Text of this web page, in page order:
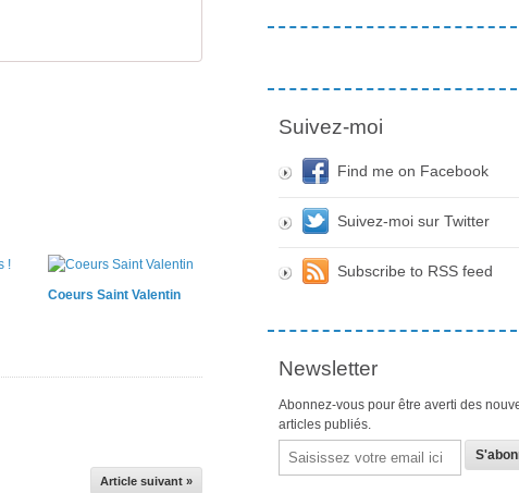
Coeurs Saint Valentin
Article suivant »
Suivez-moi
Find me on Facebook
Suivez-moi sur Twitter
Subscribe to RSS feed
Newsletter
Abonnez-vous pour être averti des
articles publiés.
Email